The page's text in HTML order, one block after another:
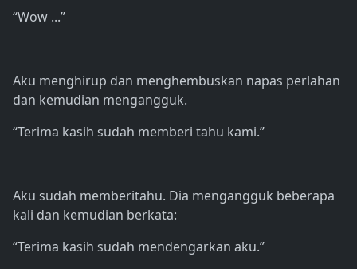
“Wow ...”
Aku menghirup dan menghembuskan napas perlahan
dan kemudian mengangguk.
“Terima kasih sudah memberi tahu kami.”
Aku sudah memberitahu. Dia mengangguk beberapa
kali dan kemudian berkata:
“Terima kasih sudah mendengarkan aku.”